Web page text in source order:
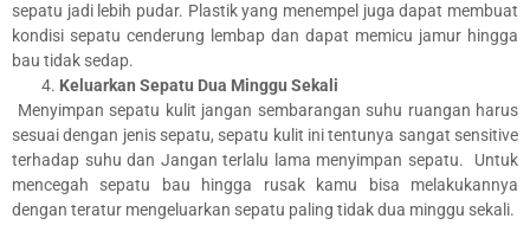
sepatu jadi lebih pudar. Plastik yang menempel juga dapat membuat
kondisi sepatu cenderung lembap dan dapat memicu jamur hingga
bau tidak sedap.
Keluarkan Sepatu Dua Minggu Sekali
Menyimpan sepatu kulit jangan sembarangan suhu ruangan harus
sesuai dengan jenis sepatu, sepatu kulit ini tentunya sangat sensitive
terhadap suhu dan Jangan terlalu lama menyimpan sepatu. Untuk
mencegah sepatu bau hingga rusak kamu bisa melakukannya
dengan teratur mengeluarkan sepatu paling tidak dua minggu sekali.